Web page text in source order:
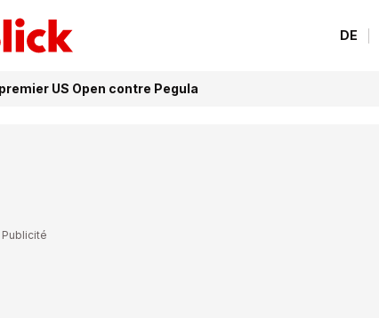
DE
US Open contre Pegula